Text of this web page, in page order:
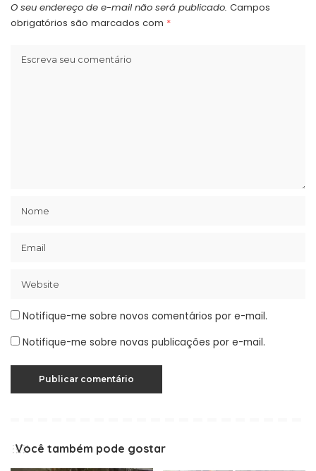
O seu endereço de e-mail não será publicado. Campos
obrigatórios são marcados com *
Notifique-me sobre novos comentários por e-mail.
Notifique-me sobre novas publicações por e-mail.
Você também pode gostar